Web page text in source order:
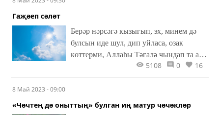
Гаҗәеп сәләт
Берәр нәрсәгә кызыгып, эх, минем дә
булсын иде шул, дип уйласа, озак
көттерми, Аллаһы Тәгалә чындап та аңа
ул әйберне бирә. «Мине дә өйрәт әле,
бит өйрәтәм дип кенә өйрәтеп булмый.
5108 0 16
8 Май 2023 - 09:00
«Чәчтең дә оныттың» булган иң матур чәчәкләр